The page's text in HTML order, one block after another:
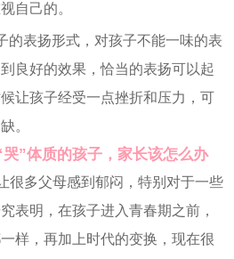
自己的。
的表扬形式，对孩子不能一味的表
良好的效果，恰当的表扬可以起
让孩子经受一点挫折和压力，可
。
”体质的孩子，家长该怎么办
很多父母感到郁闷，特别对于一些
表明，在孩子进入青春期之前，
样，再加上时代的变换，现在很